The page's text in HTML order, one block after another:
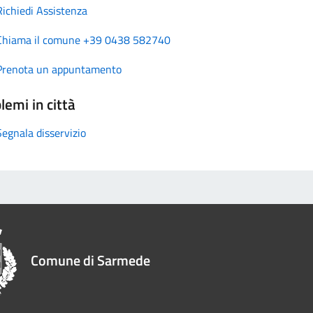
Assistenza
il comune +39 0438 582740
un appuntamento
in città
disservizio
Comune di Sarmede